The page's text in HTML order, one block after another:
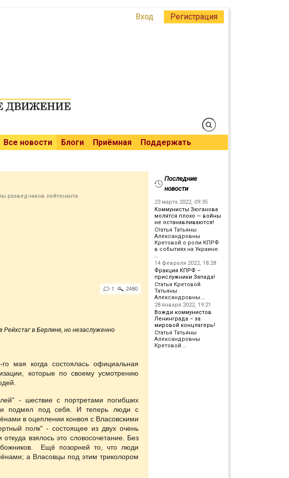
Вход Регистрация
Все новости Блоги Приёмная
Поддержать
разведчиков лейтенанта
1 2480
в Берлине, но незаслуженно
когда состоялась официальная
которые по своему усмотрению
- шествие с портретами погибших
и подмял под себя. И теперь люди с
в оцеплении конвоя с Власовскими
полк" - состоящее из двух очень
взялось это словосочетание. Без
Ещё позорней то, что люди
а Власовцы под этим триколором
Последние
новости
23 марта 2022, 09:35
Коммунисты Зюганова
молятся плохо — войны
не останавливаются!
Статья Татьяны
Александровны
Кретовой о роли КПРФ
в событиях на Украине.
…
14 февраля 2022, 18:28
Фракция КПРФ –
прислужники Запада!
Статья Кретовой
Татьяны
Александровны.…
28 января 2022, 19:21
Вожди коммунистов
Ленинграда – за
мировой концлагерь!
Статья Татьяны
Александровны
Кретовой.…